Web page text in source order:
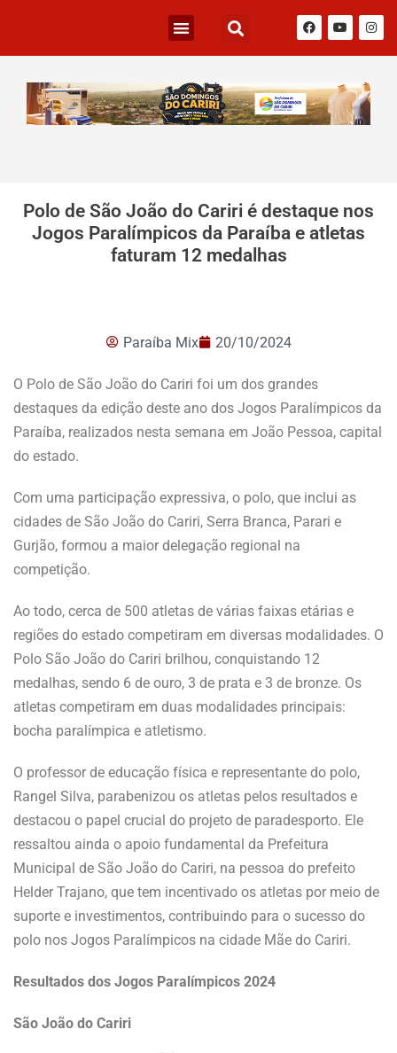
Polo de São João do Cariri é destaque nos
Jogos Paralímpicos da Paraíba e atletas
faturam 12 medalhas
Paraíba Mix 20/10/2024
O Polo de São João do Cariri foi um dos grandes
destaques da edição deste ano dos Jogos Paralímpicos da
Paraíba, realizados nesta semana em João Pessoa, capital
do estado.
Com uma participação expressiva, o polo, que inclui as
cidades de São João do Cariri, Serra Branca, Parari e
Gurjão, formou a maior delegação regional na
competição.
Ao todo, cerca de 500 atletas de várias faixas etárias e
regiões do estado competiram em diversas modalidades. O
Polo São João do Cariri brilhou, conquistando 12
medalhas, sendo 6 de ouro, 3 de prata e 3 de bronze. Os
atletas competiram em duas modalidades principais:
bocha paralímpica e atletismo.
O professor de educação física e representante do polo,
Rangel Silva, parabenizou os atletas pelos resultados e
destacou o papel crucial do projeto de paradesporto. Ele
ressaltou ainda o apoio fundamental da Prefeitura
Municipal de São João do Cariri, na pessoa do prefeito
Helder Trajano, que tem incentivado os atletas por meio de
suporte e investimentos, contribuindo para o sucesso do
polo nos Jogos Paralímpicos na cidade Mãe do Cariri.
Resultados dos Jogos Paralímpicos 2024
São João do Cariri